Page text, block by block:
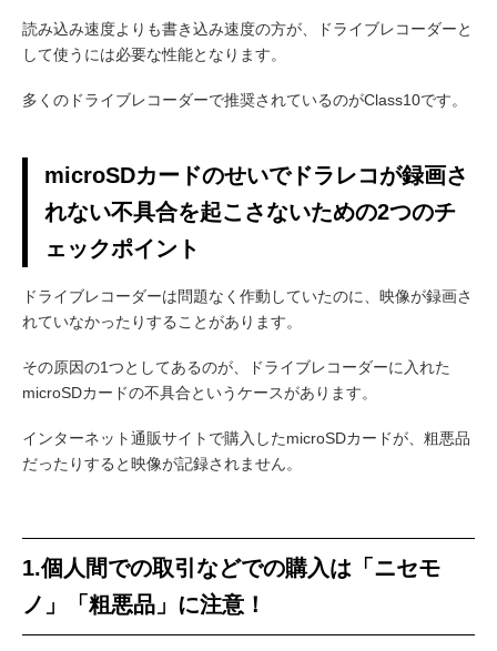
読み込み速度よりも書き込み速度の方が、ドライブレコーダーと
して使うには必要な性能となります。
多くのドライブレコーダーで推奨されているのがClass10です。
microSDカードのせいでドラレコが録画さ
れない不具合を起こさないための2つのチ
ェックポイント
ドライブレコーダーは問題なく作動していたのに、映像が録画さ
れていなかったりすることがあります。
その原因の1つとしてあるのが、ドライブレコーダーに入れた
microSDカードの不具合というケースがあります。
インターネット通販サイトで購入したmicroSDカードが、粗悪品
だったりすると映像が記録されません。
1.個人間での取引などでの購入は「ニセモ
ノ」「粗悪品」に注意！